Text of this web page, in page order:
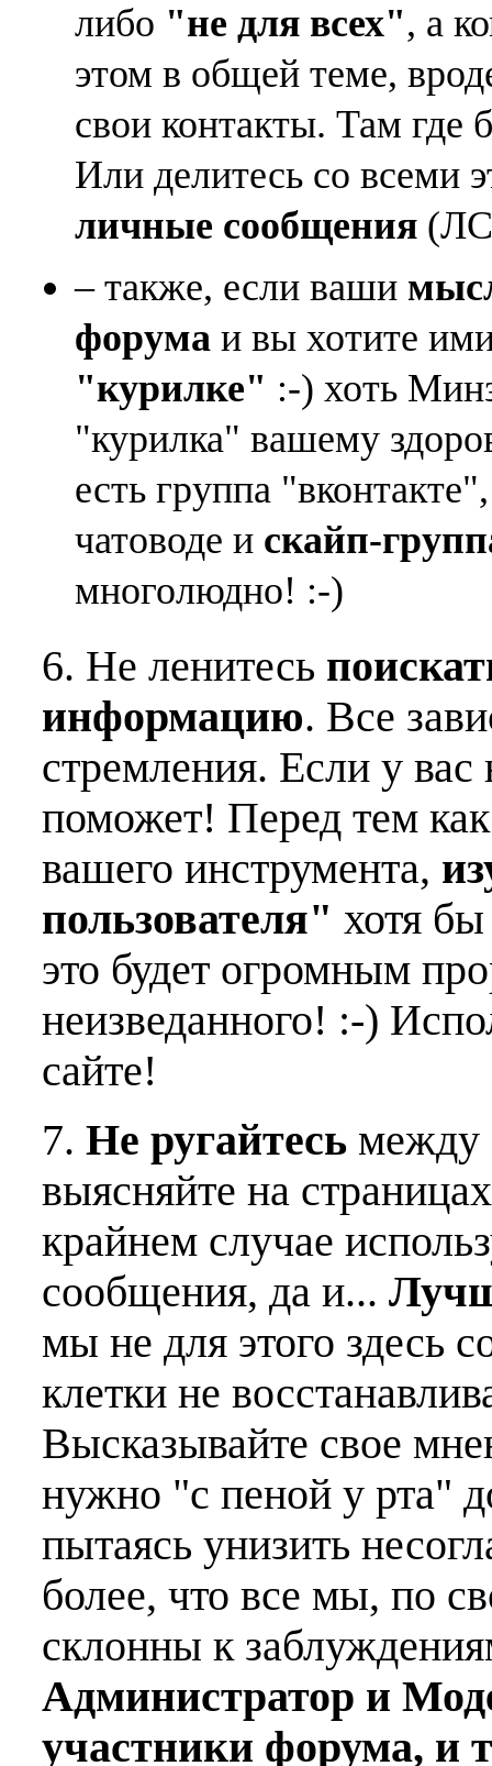
либо "не для всех", а
этом в общей теме,
свои контакты. Там где
Или делитесь со всеми
личные сообщения
– также, если ваши
форума и вы хотите
"курилке" :-) хоть
"курилка" вашему
есть группа
чатоводе и скайп-
многолюдно! :-)
6. Не ленитесь
информацию. Все
стремления. Если у
поможет! Перед тем
вашего инструмента,
пользователя" хотя
это будет огромным
неизведанного! :-)
сайте!
7. Не ругайтесь между
выясняйте на
крайнем случае
сообщения, да и...
мы не для этого здесь
клетки не
Высказывайте свое
нужно "с пеной у рта"
пытаясь унизить
более, что все мы, по
склонны к
Администратор и
участники форума, и